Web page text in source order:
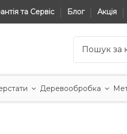
та Сервіс Блог Акція
Деревообробка